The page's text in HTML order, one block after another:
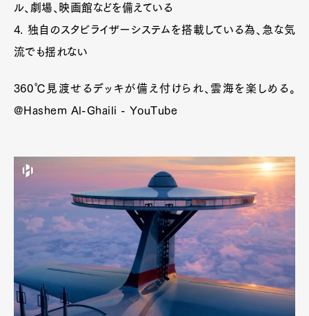
ル、劇場、映画館などを備えている
4. 独自のスタビライザーシステムを搭載している為、急な気
流でも揺れない
360℃見渡せるデッキが備え付けられ、雲海を楽しめる。
@Hashem Al-Ghaili - YouTube